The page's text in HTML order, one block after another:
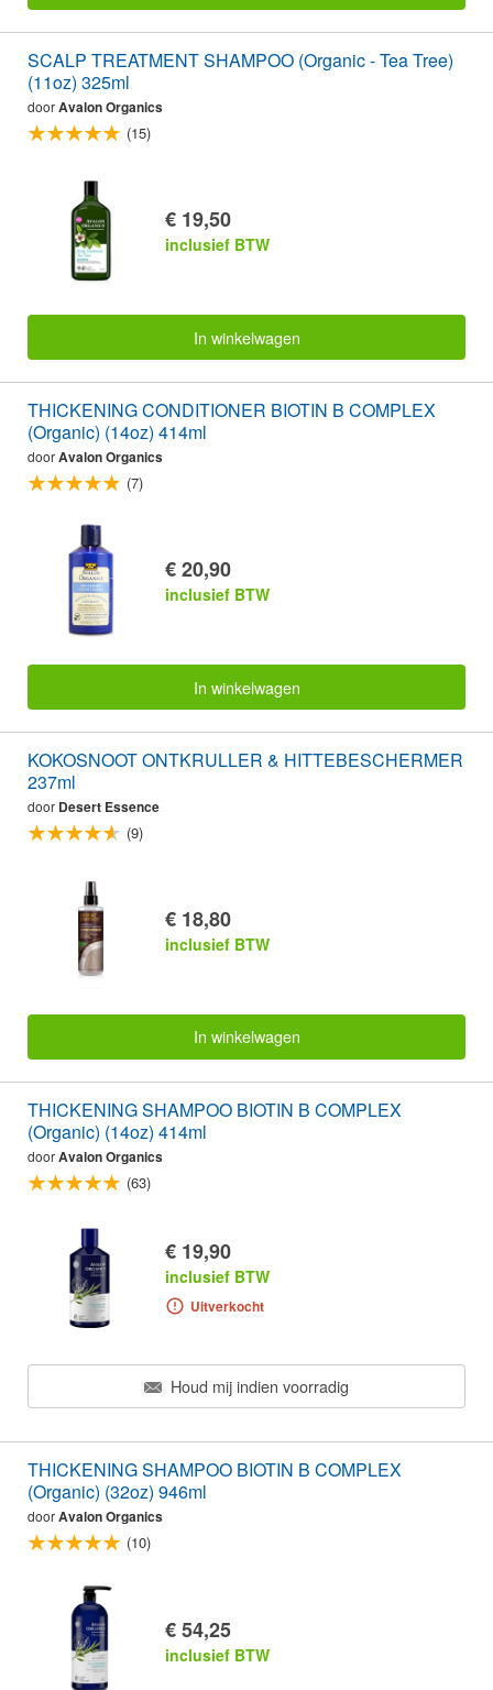
SCALP TREATMENT SHAMPOO (Organic - Tea Tree)
(11oz) 325ml
doorAvalon Organics
(15)
€ 19,50
inclusief BTW
In winkelwagen
THICKENING CONDITIONER BIOTIN B COMPLEX
(Organic) (14oz) 414ml
doorAvalon Organics
(7)
€ 20,90
inclusief BTW
In winkelwagen
KOKOSNOOT ONTKRULLER & HITTEBESCHERMER
237ml
door Desert Essence
(9)
€ 18,80
inclusief BTW
In winkelwagen
THICKENING SHAMPOO BIOTIN B COMPLEX
(Organic) (14oz) 414ml
doorAvalon Organics
(63)
€ 19,90
inclusief BTW
Uitverkocht
Houd mij indien voorradig
THICKENING SHAMPOO BIOTIN B COMPLEX
(Organic) (32oz) 946ml
doorAvalon Organics
(10)
€ 54,25
inclusief BTW